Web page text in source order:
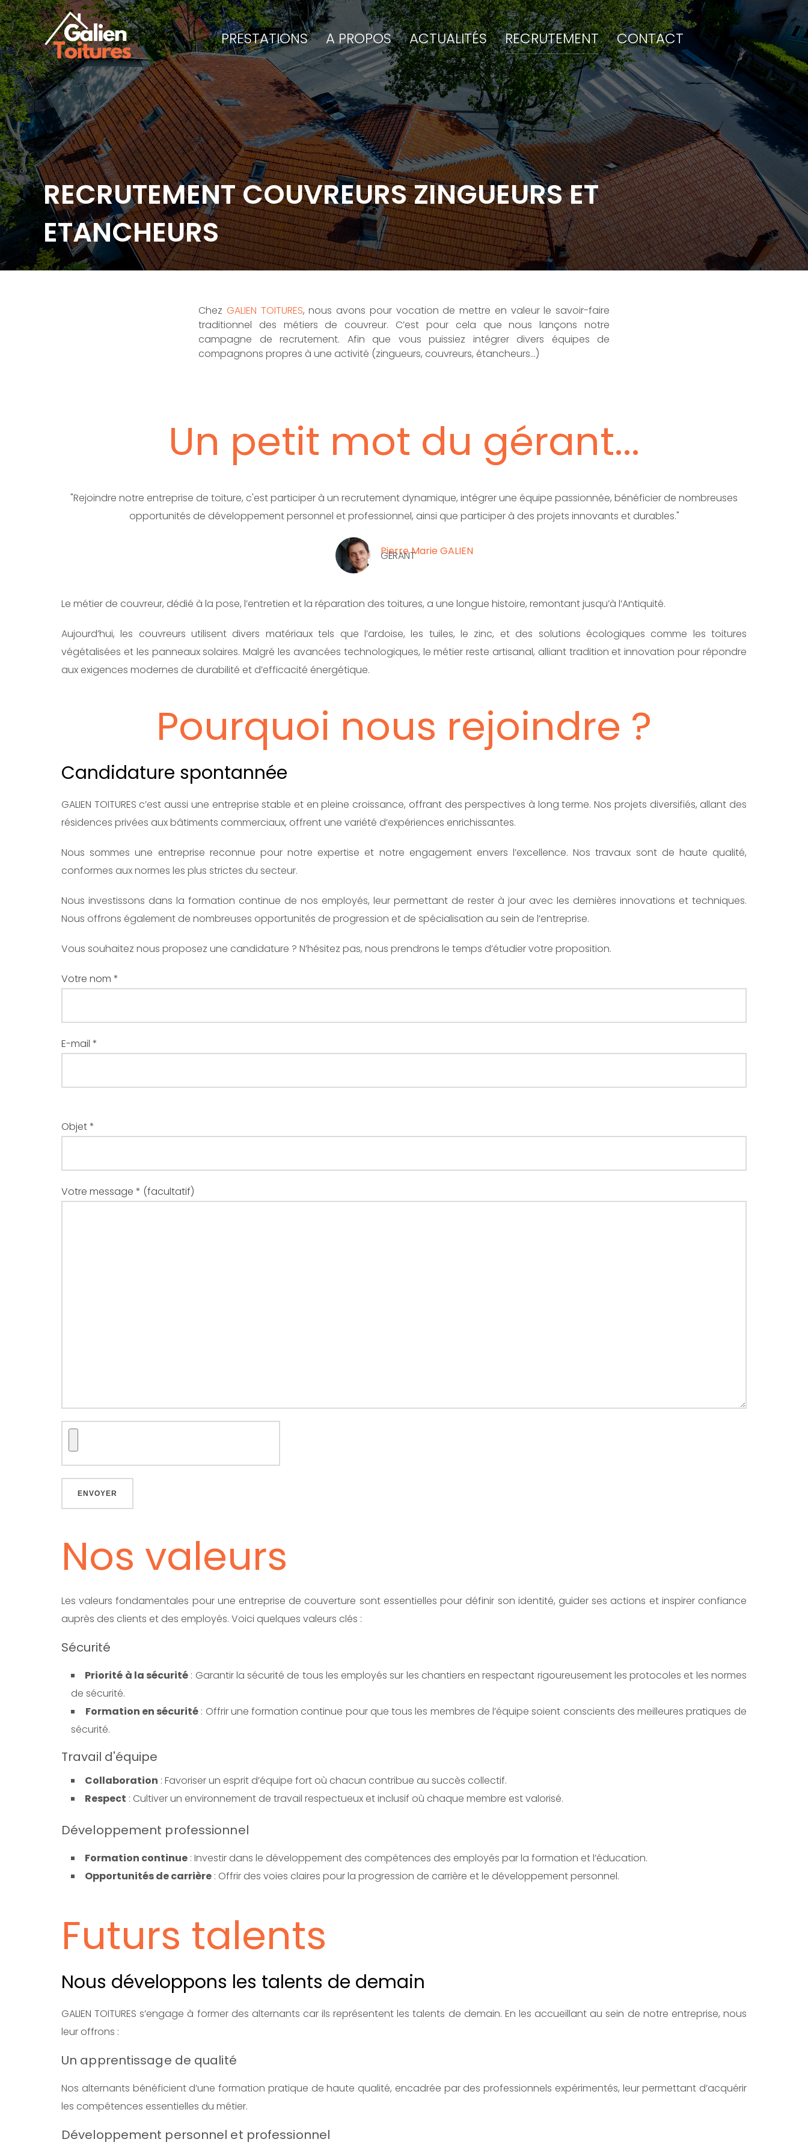
PRESTATIONS A PROPOS ACTUALITÉS RECRUTEMENT CONTACT
RECRUTEMENT COUVREURS ZINGUEURS ET
ETANCHEURS
Chez GALIEN TOITURES, nous avons pour vocation de mettre en valeur le savoir-faire
traditionnel des métiers de couvreur. C’est pour cela que nous lançons notre
campagne de recrutement. Afin que vous puissiez intégrer divers équipes de
compagnons propres à une activité (zingueurs, couvreurs, étancheurs…)
Un petit mot du gérant...
"Rejoindre notre entreprise de toiture, c'est participer à un recrutement dynamique, intégrer une équipe passionnée, bénéficier de nombreuses
opportunités de développement personnel et professionnel, ainsi que participer à des projets innovants et durables."
Pierre Marie GALIEN
GÉRANT
Le métier de couvreur, dédié à la pose, l’entretien et la réparation des toitures, a une longue histoire, remontant jusqu’à l’Antiquité.
Aujourd’hui, les couvreurs utilisent divers matériaux tels que l’ardoise, les tuiles, le zinc, et des solutions écologiques comme les toitures
végétalisées et les panneaux solaires. Malgré les avancées technologiques, le métier reste artisanal, alliant tradition et innovation pour répondre
aux exigences modernes de durabilité et d’efficacité énergétique.
Pourquoi nous rejoindre ?
Candidature spontannée
GALIEN TOITURES c’est aussi une entreprise stable et en pleine croissance, offrant des perspectives à long terme. Nos projets diversifiés, allant des
résidences privées aux bâtiments commerciaux, offrent une variété d’expériences enrichissantes.
Nous sommes une entreprise reconnue pour notre expertise et notre engagement envers l’excellence. Nos travaux sont de haute qualité,
conformes aux normes les plus strictes du secteur.
Nous investissons dans la formation continue de nos employés, leur permettant de rester à jour avec les dernières innovations et techniques.
Nous offrons également de nombreuses opportunités de progression et de spécialisation au sein de l’entreprise.
Vous souhaitez nous proposez une candidature ? N’hésitez pas, nous prendrons le temps d’étudier votre proposition.
Votre nom *
E-mail *
Objet *
Votre message * (facultatif)
Nos valeurs
Les valeurs fondamentales pour une entreprise de couverture sont essentielles pour définir son identité, guider ses actions et inspirer confiance
auprès des clients et des employés. Voici quelques valeurs clés :
Sécurité
Priorité à la sécurité : Garantir la sécurité de tous les employés sur les chantiers en respectant rigoureusement les protocoles et les normes
de sécurité.
Formation en sécurité : Offrir une formation continue pour que tous les membres de l’équipe soient conscients des meilleures pratiques de
sécurité.
Travail d'équipe
Collaboration : Favoriser un esprit d’équipe fort où chacun contribue au succès collectif.
Respect : Cultiver un environnement de travail respectueux et inclusif où chaque membre est valorisé.
Développement professionnel
Formation continue : Investir dans le développement des compétences des employés par la formation et l’éducation.
Opportunités de carrière : Offrir des voies claires pour la progression de carrière et le développement personnel.
Futurs talents
Nous développons les talents de demain
GALIEN TOITURES s’engage à former des alternants car ils représentent les talents de demain. En les accueillant au sein de notre entreprise, nous
leur offrons :
Un apprentissage de qualité
Nos alternants bénéficient d’une formation pratique de haute qualité, encadrée par des professionnels expérimentés, leur permettant d’acquérir
les compétences essentielles du métier.
Développement personnel et professionnel